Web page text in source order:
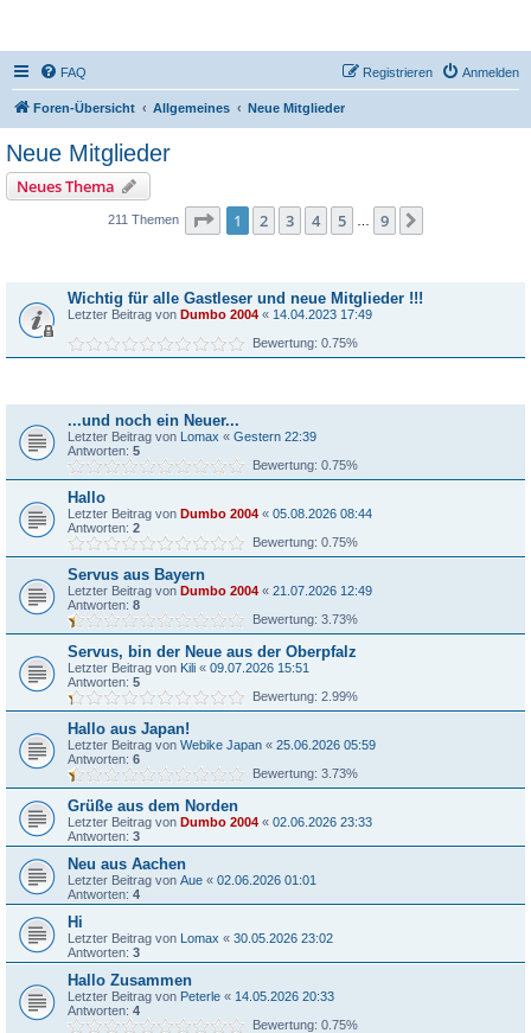
FAQ Anmelden
Registrieren
Foren-Übersicht Allgemeines Neue Mitglieder
Neue Mitglieder
Neues Thema
211 Themen Seite 1von
1 2 3 4 5 9
Wichtig für alle Gastleser und neue Mitglieder !!!
Letzter Beitrag von Dumbo 2004 « 14.04.2023 17:49
Bewertung: 0.75%
...und noch ein Neuer...
Letzter Beitrag von Lomax « Gestern 22:39
Antworten: 5
Bewertung: 0.75%
Hallo
Letzter Beitrag von Dumbo 2004 « 05.08.2026 08:44
Antworten: 2
Bewertung: 0.75%
Servus aus Bayern
Letzter Beitrag von Dumbo 2004 « 21.07.2026 12:49
Antworten: 8
Bewertung: 3.73%
Servus, bin der Neue aus der Oberpfalz
Letzter Beitrag von Kili « 09.07.2026 15:51
Antworten: 5
Bewertung: 2.99%
Hallo aus Japan!
Letzter Beitrag von Webike Japan « 25.06.2026 05:59
Antworten: 6
Bewertung: 3.73%
Grüße aus dem Norden
Letzter Beitrag von Dumbo 2004 « 02.06.2026 23:33
Antworten: 3
Neu aus Aachen
Letzter Beitrag von Aue « 02.06.2026 01:01
Antworten: 4
Hi
Letzter Beitrag von Lomax « 30.05.2026 23:02
Antworten: 3
Hallo Zusammen
Letzter Beitrag von Peterle « 14.05.2026 20:33
Antworten: 4
Bewertung: 0.75%